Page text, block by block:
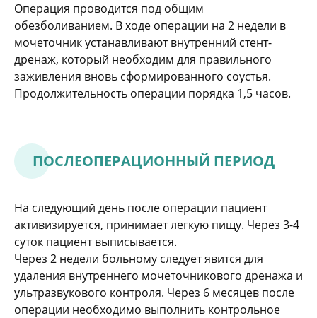
Операция проводится под общим
обезболиванием. В ходе операции на 2 недели в
мочеточник устанавливают внутренний стент-
дренаж, который необходим для правильного
заживления вновь сформированного соустья.
Продолжительность операции порядка 1,5 часов.
ПОСЛЕОПЕРАЦИОННЫЙ ПЕРИОД
На следующий день после операции пациент
активизируется, принимает легкую пищу. Через 3-4
суток пациент выписывается.
Через 2 недели больному следует явится для
удаления внутреннего мочеточникового дренажа и
ультразвукового контроля. Через 6 месяцев после
операции необходимо выполнить контрольное